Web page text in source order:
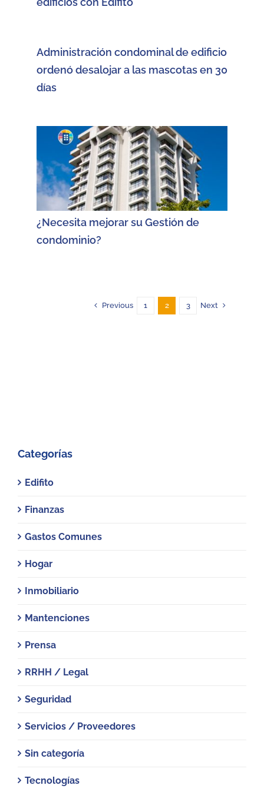
Administración condominal de edificio
ordenó desalojar a las mascotas en 30
días
¿Necesita mejorar su Gestión de
condominio?
Previous 1 2 3 Next
Categorías
Edifito
Finanzas
Gastos Comunes
Hogar
Inmobiliario
Mantenciones
Prensa
RRHH / Legal
Seguridad
Servicios / Proveedores
Sin categoría
Tecnologías